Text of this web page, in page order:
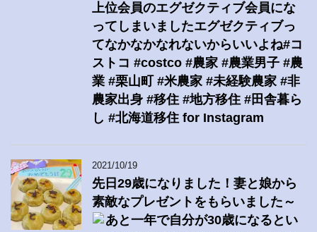
上位会員のエグゼクティブ会員にな
ってしまいましたエグゼクティブっ
てなかなかなれないからいいよね#コ
ストコ #costco #農家 #農業男子 #農
業 #栗山町 #米農家 #未経験農家 #非
農家出身 #移住 #地方移住 #田舎暮ら
し #北海道移住 for Instagram
2021/10/19
先日29歳になりました！妻と娘から
素敵なプレゼントをもらいました～
あと一年で自分が30歳になるとい